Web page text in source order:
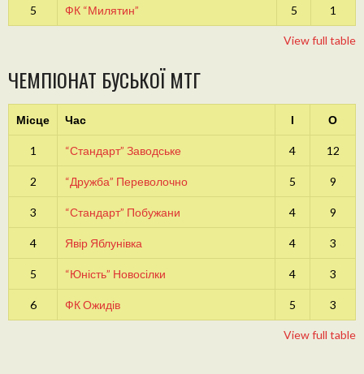
5 ФК “Милятин” 5 1
View full table
ЧЕМПІОНАТ БУСЬКОЇ МТГ
Місце Час І О
1 “Стандарт” Заводське 4 12
2 “Дружба” Переволочно 5 9
3 “Стандарт” Побужани 4 9
4 Явір Яблунівка 4 3
5 “Юність” Новосілки 4 3
6 ФК Ожидів 5 3
View full table